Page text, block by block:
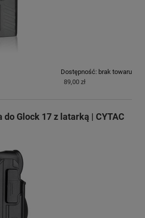
Dostępność: brak towaru
89,00 zł
Glock 17 z latarką | CYTAC